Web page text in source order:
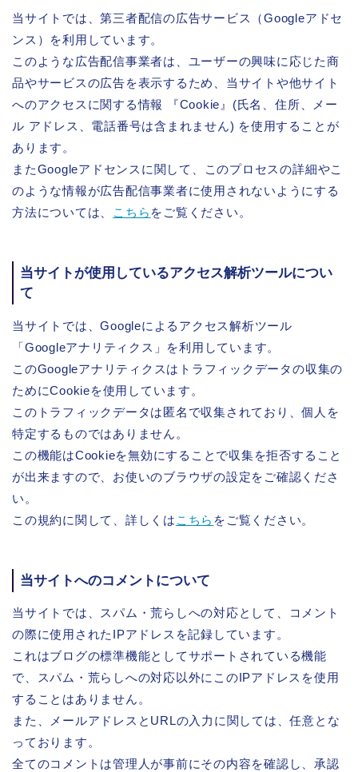
当サイトでは、第三者配信の広告サービス（Googleアドセ
ンス）を利用しています。
このような広告配信事業者は、ユーザーの興味に応じた商
品やサービスの広告を表示するため、当サイトや他サイト
へのアクセスに関する情報 『Cookie』(氏名、住所、メー
ル アドレス、電話番号は含まれません) を使用することが
あります。
またGoogleアドセンスに関して、このプロセスの詳細やこ
のような情報が広告配信事業者に使用されないようにする
方法については、
こちら をご覧ください。
当サイトが使用しているアクセス解析ツールについ
て
当サイトでは、Googleによるアクセス解析ツール
「Googleアナリティクス」を利用しています。
このGoogleアナリティクスはトラフィックデータの収集の
ためにCookieを使用しています。
このトラフィックデータは匿名で収集されており、個人を
特定するものではありません。
この機能はCookieを無効にすることで収集を拒否すること
が出来ますので、お使いのブラウザの設定をご確認くださ
い。
この規約に関して、詳しくは こちら をご覧ください。
当サイトへのコメントについて
当サイトでは、スパム・荒らしへの対応として、コメント
の際に使用されたIPアドレスを記録しています。
これはブログの標準機能としてサポートされている機能
で、スパム・荒らしへの対応以外にこのIPアドレスを使用
することはありません。
また、メールアドレスとURLの入力に関しては、任意とな
っております。
全てのコメントは管理人が事前にその内容を確認し、承認